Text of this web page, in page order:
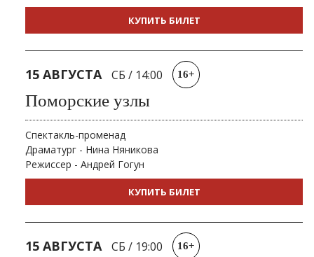
КУПИТЬ БИЛЕТ
15 АВГУСТА СБ / 14:00 16+
Поморские узлы
Спектакль-променад
Драматург - Нина Няникова
Режиссер - Андрей Гогун
КУПИТЬ БИЛЕТ
15 АВГУСТА СБ / 19:00 16+